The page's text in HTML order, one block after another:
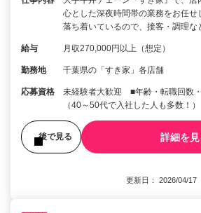
心とした深夜時間帯の業務をお任せ
落ち着いているので、接客・調理
給与 月収270,000円以上（想定）
勤務地 千葉県の「すき家」各店舗
応募資格
未経験者大歓迎 ■年齢・転職回数
（40～50代で入社した人も多数！
後で見る 詳細を見
更新日： 2026/04/